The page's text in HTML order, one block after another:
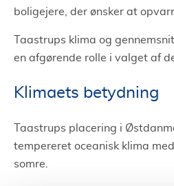
boligejere, der ønsker at
Taastrups klima og
en afgørende rolle i valget af
Klimaets betydning
Taastrups placering i
tempereret oceanisk klima
somre.